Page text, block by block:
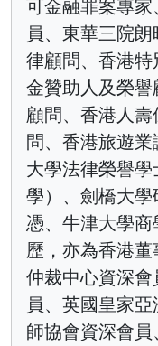
可金融罪案專
員、東華三院
律顧問、香港
金贊助人及榮
顧問、香港人
問、香港旅遊
大學法律榮譽
學）、劍橋大
憑、牛津大學
歷，亦為香港
仲裁中心資深
員、英國皇家
師協會資深會員